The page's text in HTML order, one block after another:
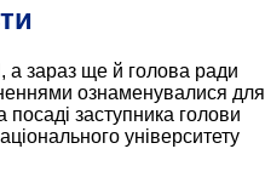
зараз ще й голова ради
ознаменувалися для
заступника голови
університету